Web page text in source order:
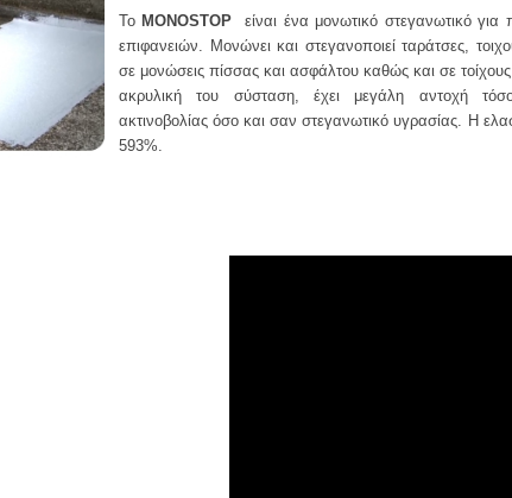
Το MONOSTOP είναι ένα μονωτικό στεγανωτικό
επιφανειών. Μονώνει και στεγανοποιεί ταράτσες,
σε μονώσεις πίσσας και ασφάλτου καθώς και σε
ακρυλική του σύσταση, έχει μεγάλη αντοχή
ακτινοβολίας όσο και σαν στεγανωτικό υγρασίας. Η
593%.